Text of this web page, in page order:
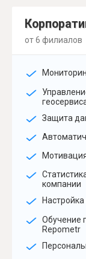
от 6 филиалов
Защита
компании
Обучение
Repometr